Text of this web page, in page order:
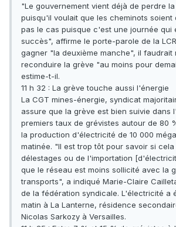
"Le gouvernement vient déjà de perdre
puisqu'il voulait que les cheminots
pas le cas puisque c'est une journée qui
succès", affirme le porte-parole de la
gagner "la deuxième manche", il faudrait
reconduire la grève "au moins pour
estime-t-il.
11 h 32 : La grève touche aussi l'énergie
La CGT mines-énergie, syndicat
assure que la grève est bien suivie dans
premiers taux de grévistes autour de 80
la production d'électricité de 10 000
matinée. "Il est trop tôt pour savoir si
délestages ou de l'importation
que le réseau est moins sollicité avec la
transports", a indiqué Marie-Claire
de la fédération syndicale. L'électricité a
matin à La Lanterne, résidence
Nicolas Sarkozy à Versailles.